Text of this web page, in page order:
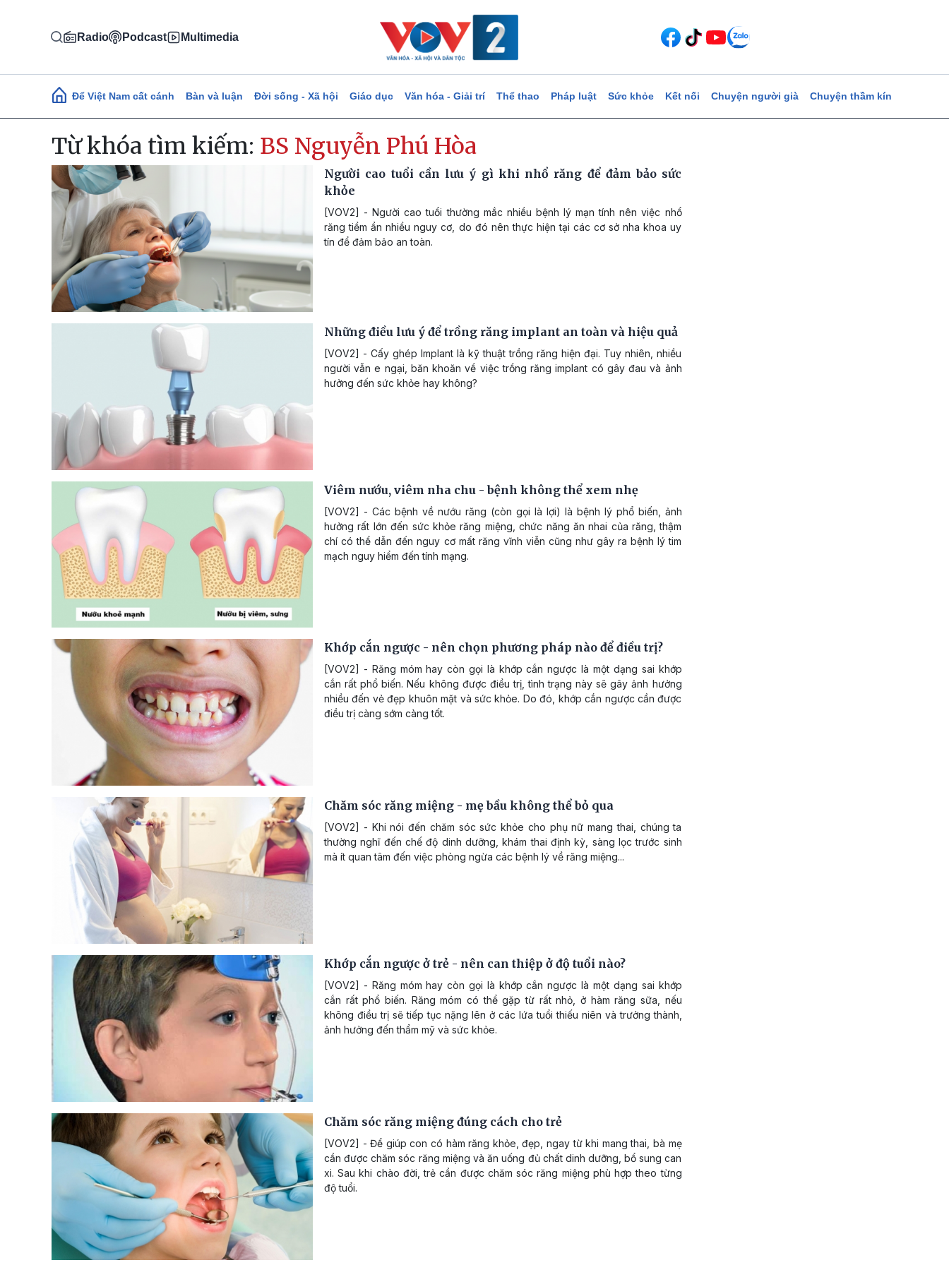
Radio Podcast Multimedia
Main navigation
Để Việt Nam cất cánh Bàn và luận Đời sống - Xã hội Giáo dục Văn hóa - Giải trí Thể thao Pháp luật Sức khỏe Kết nối Chuyện người già Chuyện thầm kín
Từ khóa tìm kiếm: BS Nguyễn Phú Hòa
Người cao tuổi cần lưu ý gì khi nhổ răng để đảm bảo sức
khỏe
[VOV2] - Người cao tuổi thường mắc nhiều bệnh lý mạn tính nên việc nhổ
răng tiềm ẩn nhiều nguy cơ, do đó nên thực hiện tại các cơ sở nha khoa uy
tín để đảm bảo an toàn.
Những điều lưu ý để trồng răng implant an toàn và hiệu quả
[VOV2] - Cấy ghép Implant là kỹ thuật trồng răng hiện đại. Tuy nhiên, nhiều
người vẫn e ngại, băn khoăn về việc trồng răng implant có gây đau và ảnh
hưởng đến sức khỏe hay không?
Viêm nướu, viêm nha chu - bệnh không thể xem nhẹ
[VOV2] - Các bệnh về nướu răng (còn gọi là lợi) là bệnh lý phổ biến, ảnh
hưởng rất lớn đến sức khỏe răng miệng, chức năng ăn nhai của răng, thậm
chí có thể dẫn đến nguy cơ mất răng vĩnh viễn cũng như gây ra bệnh lý tim
mạch nguy hiểm đến tính mạng.
Khớp cắn ngược - nên chọn phương pháp nào để điều trị?
[VOV2] - Răng móm hay còn gọi là khớp cắn ngược là một dạng sai khớp
cắn rất phổ biến. Nếu không được điều trị, tình trạng này sẽ gây ảnh hưởng
nhiều đến vẻ đẹp khuôn mặt và sức khỏe. Do đó, khớp cắn ngược cần được
điều trị càng sớm càng tốt.
Chăm sóc răng miệng - mẹ bầu không thể bỏ qua
[VOV2] - Khi nói đến chăm sóc sức khỏe cho phụ nữ mang thai, chúng ta
thường nghĩ đến chế độ dinh dưỡng, khám thai định kỳ, sàng lọc trước sinh
mà ít quan tâm đến việc phòng ngừa các bệnh lý về răng miệng...
Khớp cắn ngược ở trẻ - nên can thiệp ở độ tuổi nào?
[VOV2] - Răng móm hay còn gọi là khớp cắn ngược là một dạng sai khớp
cắn rất phổ biến. Răng móm có thể gặp từ rất nhỏ, ở hàm răng sữa, nếu
không điều trị sẽ tiếp tục nặng lên ở các lứa tuổi thiếu niên và trưởng thành,
ảnh hưởng đến thẩm mỹ và sức khỏe.
Chăm sóc răng miệng đúng cách cho trẻ
[VOV2] - Để giúp con có hàm răng khỏe, đẹp, ngay từ khi mang thai, bà mẹ
cần được chăm sóc răng miệng và ăn uống đủ chất dinh dưỡng, bổ sung can
xi. Sau khi chào đời, trẻ cần được chăm sóc răng miệng phù hợp theo từng
độ tuổi.